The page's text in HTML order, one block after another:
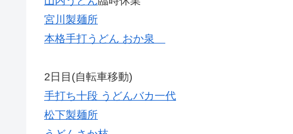
宮川製麺所
本格手打うどん おか泉
2日目(自転車移動)
手打ち十段 うどんバカ一代
松下製麺所